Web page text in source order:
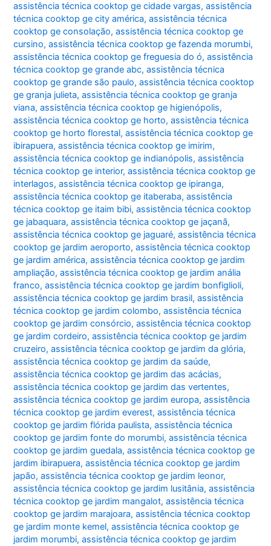
assistência técnica cooktop ge cidade vargas,assistência
técnica cooktop ge city américa,assistência técnica
cooktop ge consolação,assistência técnica cooktop ge
cursino,assistência técnica cooktop ge fazenda morumbi,
assistência técnica cooktop ge freguesia do ó,assistência
técnica cooktop ge grande abc,assistência técnica
cooktop ge grande são paulo,assistência técnica cooktop
ge granja julieta,assistência técnica cooktop ge granja
viana,assistência técnica cooktop ge higienópolis,
assistência técnica cooktop ge horto,assistência técnica
cooktop ge horto florestal,assistência técnica cooktop ge
ibirapuera,assistência técnica cooktop ge imirim,
assistência técnica cooktop ge indianópolis,assistência
técnica cooktop ge interior,assistência técnica cooktop ge
interlagos,assistência técnica cooktop ge ipiranga,
assistência técnica cooktop ge itaberaba,assistência
técnica cooktop ge itaim bibi,assistência técnica cooktop
ge jabaquara,assistência técnica cooktop ge jaçanã,
assistência técnica cooktop ge jaguaré,assistência técnica
cooktop ge jardim aeroporto,assistência técnica cooktop
ge jardim américa,assistência técnica cooktop ge jardim
ampliação,assistência técnica cooktop ge jardim anália
franco,assistência técnica cooktop ge jardim bonfiglioli,
assistência técnica cooktop ge jardim brasil,assistência
técnica cooktop ge jardim colombo,assistência técnica
cooktop ge jardim consórcio,assistência técnica cooktop
ge jardim cordeiro,assistência técnica cooktop ge jardim
cruzeiro,assistência técnica cooktop ge jardim da glória,
assistência técnica cooktop ge jardim da saúde,
assistência técnica cooktop ge jardim das acácias,
assistência técnica cooktop ge jardim das vertentes,
assistência técnica cooktop ge jardim europa,assistência
técnica cooktop ge jardim everest,assistência técnica
cooktop ge jardim flórida paulista,assistência técnica
cooktop ge jardim fonte do morumbi,assistência técnica
cooktop ge jardim guedala,assistência técnica cooktop ge
jardim ibirapuera,assistência técnica cooktop ge jardim
japão,assistência técnica cooktop ge jardim leonor,
assistência técnica cooktop ge jardim lusitânia,assistência
técnica cooktop ge jardim mangalot,assistência técnica
cooktop ge jardim marajoara,assistência técnica cooktop
ge jardim monte kemel,assistência técnica cooktop ge
jardim morumbi,assistência técnica cooktop ge jardim